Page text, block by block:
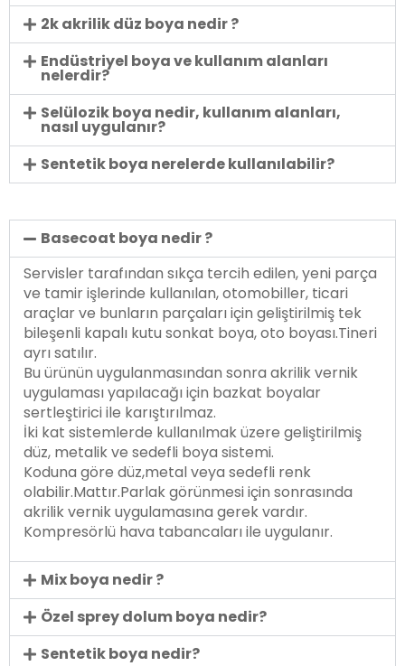
2k akrilik düz boya nedir ?
Endüstriyel boya ve kullanım alanları
nelerdir?
Selülozik boya nedir, kullanım alanları,
nasıl uygulanır?
Sentetik boya nerelerde kullanılabilir?
Basecoat boya nedir ?
Servisler tarafından sıkça tercih edilen, yeni parça
ve tamir işlerinde kullanılan, otomobiller, ticari
araçlar ve bunların parçaları için geliştirilmiş tek
bileşenli kapalı kutu sonkat boya, oto boyası.Tineri
ayrı satılır.
Bu ürünün uygulanmasından sonra akrilik vernik
uygulaması yapılacağı için bazkat boyalar
sertleştirici ile karıştırılmaz.
İki kat sistemlerde kullanılmak üzere geliştirilmiş
düz, metalik ve sedefli boya sistemi.
Koduna göre düz,metal veya sedefli renk
olabilir.Mattır.Parlak görünmesi için sonrasında
akrilik vernik uygulamasına gerek vardır.
Kompresörlü hava tabancaları ile uygulanır.
Mix boya nedir ?
Özel sprey dolum boya nedir?
Sentetik boya nedir?